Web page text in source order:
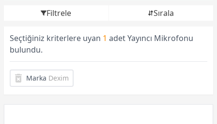
Filtrele Sırala
Seçtiğiniz kriterlere uyan 1 adet Yayıncı Mikrofonu
bulundu.
Marka Dexim